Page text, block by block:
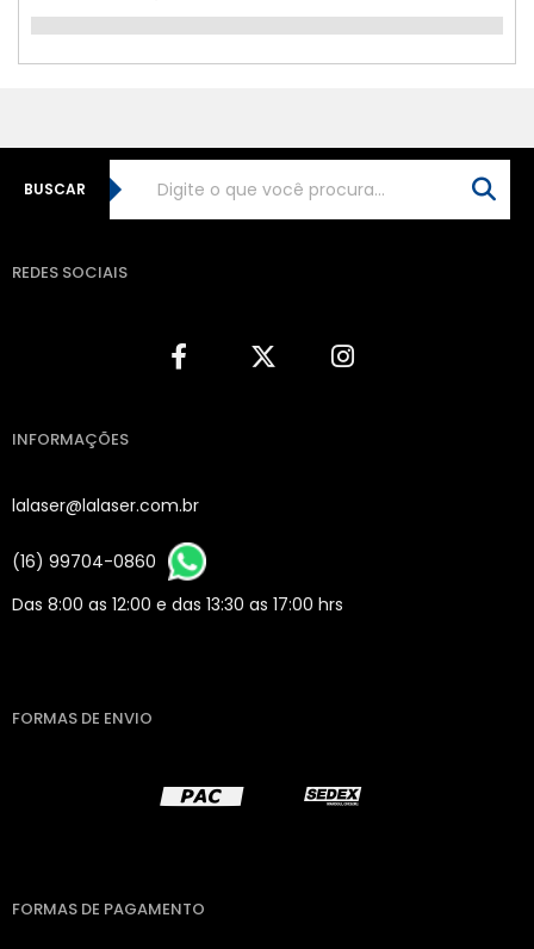
BUSCAR
REDES SOCIAIS
INFORMAÇÕES
lalaser@lalaser.com.br
(16) 99704-0860
Das 8:00 as 12:00 e das 13:30 as 17:00 hrs
FORMAS DE ENVIO
FORMAS DE PAGAMENTO